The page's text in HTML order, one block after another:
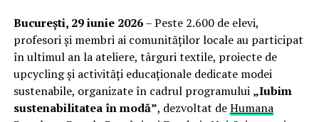
București, 29 iunie 2026– Peste 2.600 de elevi,
profesori și membri ai comunităților locale au participat
în ultimul an la ateliere, târguri textile, proiecte de
upcycling și activități educaționale dedicate modei
sustenabile, organizate în cadrul programului „Iubim
sustenabilitatea în modă”, dezvoltat deHumana